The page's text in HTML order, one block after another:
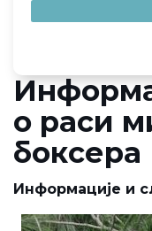
о раси
боксера
Информације и